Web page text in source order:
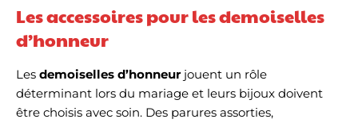
Les accessoires pour les demoiselles
d’honneur
Les demoiselles d’honneurjouent un rôle
déterminant lors du mariage et leurs bijoux doivent
être choisis avec soin. Des parures assorties,